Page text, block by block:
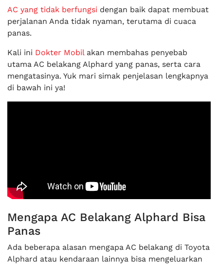
AC yang tidak berfungsi dengan baik dapat membuat
perjalanan Anda tidak nyaman, terutama di cuaca
panas.
Kali ini Dokter Mobilakan membahas penyebab
utama AC belakang Alphard yang panas, serta cara
mengatasinya. Yuk mari simak penjelasan lengkapnya
di bawah ini ya!
Mengapa AC Belakang Alphard Bisa
Panas
Ada beberapa alasan mengapa AC belakang di Toyota
Alphard atau kendaraan lainnya bisa mengeluarkan